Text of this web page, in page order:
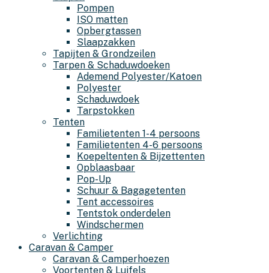
Pompen
ISO matten
Opbergtassen
Slaapzakken
Tapijten & Grondzeilen
Tarpen & Schaduwdoeken
Ademend Polyester/Katoen
Polyester
Schaduwdoek
Tarpstokken
Tenten
Familietenten 1-4 persoons
Familietenten 4-6 persoons
Koepeltenten & Bijzettenten
Opblaasbaar
Pop-Up
Schuur & Bagagetenten
Tent accessoires
Tentstok onderdelen
Windschermen
Verlichting
Caravan & Camper
Caravan & Camperhoezen
Voortenten & Luifels